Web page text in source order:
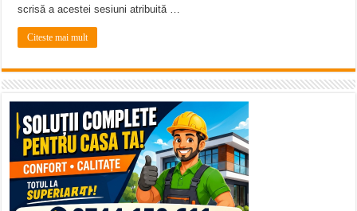
scrisă a acestei sesiuni atribuită …
Citeste mai mult